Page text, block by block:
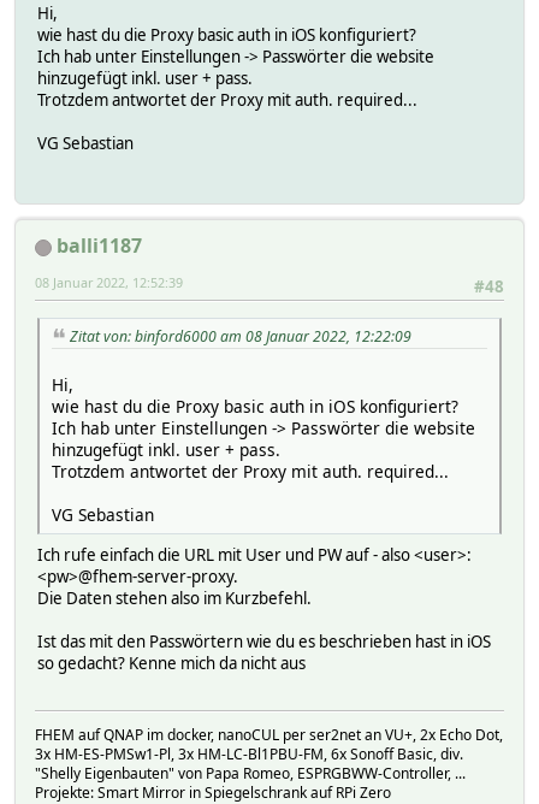
Hi,
wie hast du die Proxy basic auth in iOS konfiguriert?
Ich hab unter Einstellungen -> Passwörter die website
hinzugefügt inkl. user + pass.
Trotzdem antwortet der Proxy mit auth. required...
VG Sebastian
balli1187
#48
08 Januar 2022, 12:52:39
Zitat von: binford6000 am 08 Januar 2022, 12:22:09
Hi,
wie hast du die Proxy basic auth in iOS konfiguriert?
Ich hab unter Einstellungen -> Passwörter die website
hinzugefügt inkl. user + pass.
Trotzdem antwortet der Proxy mit auth. required...
VG Sebastian
Ich rufe einfach die URL mit User und PW auf - also <user>:
<pw>@fhem-server-proxy.
Die Daten stehen also im Kurzbefehl.
Ist das mit den Passwörtern wie du es beschrieben hast in iOS
so gedacht? Kenne mich da nicht aus
FHEM auf QNAP im docker, nanoCUL per ser2net an VU+, 2x Echo Dot,
3x HM-ES-PMSw1-Pl, 3x HM-LC-Bl1PBU-FM, 6x Sonoff Basic, div.
"Shelly Eigenbauten" von Papa Romeo, ESPRGBWW-Controller, ...
Projekte: Smart Mirror in Spiegelschrank auf RPi Zero